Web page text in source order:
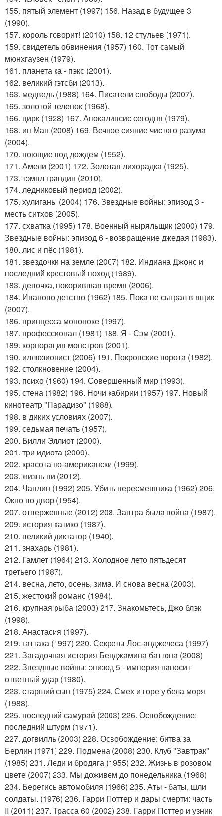
155. пятый элемент (1997) 156. Назад в будущее 3
(1990).
157. король говорит! (2010) 158. 12 стульев (1971).
159. свидетель обвинения (1957) 160. Тот самый
мюнхгаузен (1979).
161. планета ка - пэкс (2001).
162. великий гэтсби (2013).
163. медведь (1988) 164. Писатели свободы (2007).
165. золотой теленок (1968).
166. цирк (1928) 167. Апокалипсис сегодня (1979).
168. ип Ман (2008) 169. Вечное сияние чистого разума
(2004).
170. поющие под дождем (1952).
171. Амели (2001) 172. Золотая лихорадка (1925).
173. тэмпл грандин (2010).
174. ледниковый период (2002).
175. хулиганы (2004) 176. Звездные войны: эпизод 3 -
месть ситхов (2005).
177. схватка (1995) 178. Военный ныряльщик (2000) 179.
Звездные войны: эпизод 6 - возвращение джедая (1983).
180. лис и пёс (1981).
181. звездочки на земле (2007) 182. Индиана Джонс и
последний крестовый поход (1989).
183. девочка, покорившая время (2006).
184. Иваново детство (1962) 185. Пока не сыграл в ящик
(2007).
186. принцесса мононоке (1997).
187. профессионал (1981) 188. Я - Сэм (2001).
189. корпорация монстров (2001).
190. иллюзионист (2006) 191. Покровские ворота (1982).
192. столкновение (2004).
193. психо (1960) 194. Совершенный мир (1993).
195. стена (1982) 196. Ночи кабирии (1957) 197. Новый
кинотеатр "Парадизо" (1988).
198. в диких условиях (2007).
199. седьмая печать (1957).
200. Билли Эллиот (2000).
201. три идиота (2009).
202. красота по-американски (1999).
203. жизнь пи (2012).
204. Чаплин (1992) 205. Убить пересмешника (1962) 206.
Окно во двор (1954).
207. отверженные (2012) 208. Завтра была война (1987).
209. история хатико (1987).
210. великий диктатор (1940).
211. знахарь (1981).
212. Гамлет (1964) 213. Холодное лето пятьдесят
третьего (1987).
214. весна, лето, осень, зима. И снова весна (2003).
215. жестокий романс (1984).
216. крупная рыба (2003) 217. Знакомьтесь, Джо блэк
(1998).
218. Анастасия (1997).
219. гаттака (1997) 220. Секреты Лос-анджелеса (1997)
221. Загадочная история Бенджамина баттона (2008)
222. Звездные войны: эпизод 5 - империя наносит
ответный удар (1980).
223. старший сын (1975) 224. Смех и горе у бела моря
(1988).
225. последний самурай (2003) 226. Освобождение:
последний штурм (1971).
227. догвилль (2003) 228. Освобождение: битва за
Берлин (1971) 229. Подмена (2008) 230. Клуб "Завтрак"
(1985) 231. Леди и бродяга (1955) 232. Жизнь в розовом
цвете (2007) 233. Мы доживем до понедельника (1968)
234. Берегись автомобиля (1966) 235. Аты - баты, шли
солдаты. (1976) 236. Гарри Поттер и дары смерти: часть
II (2011) 237. Трасса 60 (2002) 238. Гарри Поттер и узник